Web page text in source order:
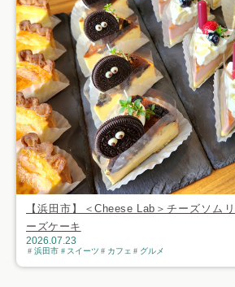
【浜田市】＜Cheese Lab＞チーズソム
ーズケーキ
2026.07.23
浜田市 スイーツ カフェ グルメ